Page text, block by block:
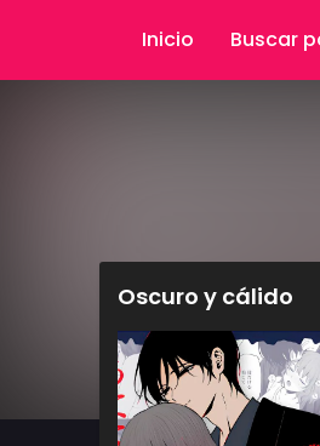
Inicio Buscar
Oscuro y cálido